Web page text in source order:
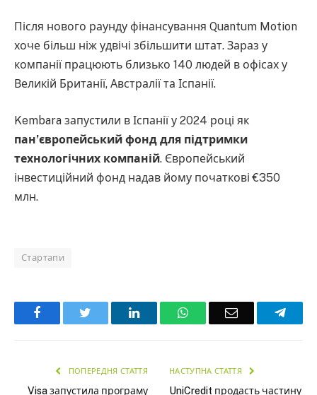
Після нового раунду фінансування Quantum Motion
хоче більш ніж удвічі збільшити штат. Зараз у
компанії працюють близько 140 людей в офісах у
Великій Британії, Австралії та Іспанії.
Kembara запустили в Іспанії у 2024 році як
пан’європейський фонд для підтримки
технологічних компаній. Європейський
інвестиційний фонд надав йому початкові €350
млн.
Стартапи
Facebook LinkedInWhatsAppEmail
ПОПЕРЕДНЯ СТАТТЯ
Visa запустила програму
НАСТУПНА СТАТТЯ
UniCredit продасть частину